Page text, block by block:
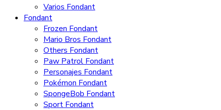
Varios Fondant
Fondant
Frozen Fondant
Mario Bros Fondant
Others Fondant
Paw Patrol Fondant
Personajes Fondant
Pokémon Fondant
SpongeBob Fondant
Sport Fondant